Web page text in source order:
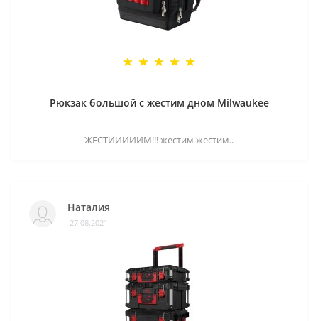
Рюкзак большой с жестим дном Milwaukee
ЖЕСТИИИИИМ!!! жестим жестим..
Наталия
27.08.2021